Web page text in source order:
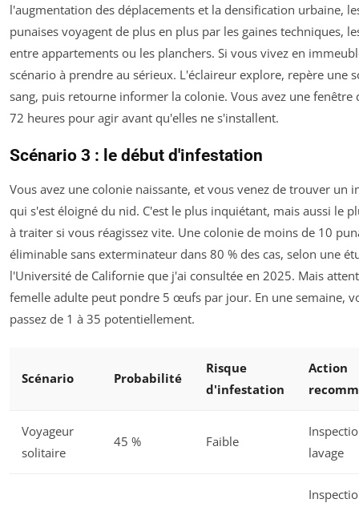
l'augmentation des déplacements et la densification urbaine,
punaises voyagent de plus en plus par les gaines techniques,
entre appartements ou les planchers. Si vous vivez en
scénario à prendre au sérieux. L'éclaireur explore, repère une
sang, puis retourne informer la colonie. Vous avez une fenêtre
72 heures pour agir avant qu'elles ne s'installent.
Scénario 3 : le début d'infestation
Vous avez une colonie naissante, et vous venez de trouver un
qui s'est éloigné du nid. C'est le plus inquiétant, mais aussi le
à traiter si vous réagissez vite. Une colonie de moins de 10
éliminable sans exterminateur dans 80 % des cas, selon une
l'Université de Californie que j'ai consultée en 2025. Mais
femelle adulte peut pondre 5 œufs par jour. En une semaine,
passez de 1 à 35 potentiellement.
Scénario Probabilité
Risque
d'infestation
Action
Voyageur
solitaire
45 % Faible
lavage